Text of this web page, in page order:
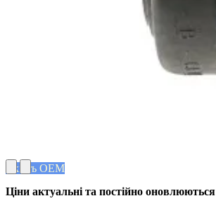
Якість OEM
Ціни актуальні та постійно оновлюються